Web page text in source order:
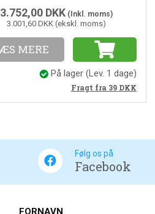
3.752,00 DKK (Inkl. moms)
3.001,60 DKK (ekskl. moms)
MERE
På lager (Lev. 1 dage)
Fragt fra 39 DKK
Følg os på
Facebook